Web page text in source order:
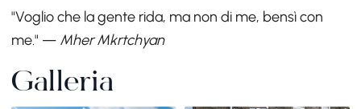
"Voglio che la gente rida, ma non di me, bensì con
me." — Mher Mkrtchyan
Galleria